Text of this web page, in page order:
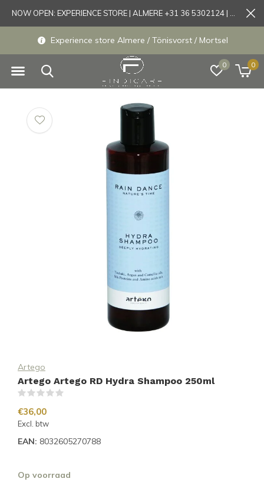
0 0
Experience store Almere / Tönisvorst / Mortsel
Artego
Artego Artego RD Hydra Shampoo 250ml
€36,00
Excl. btw
EAN: 8032605270788
Op voorraad